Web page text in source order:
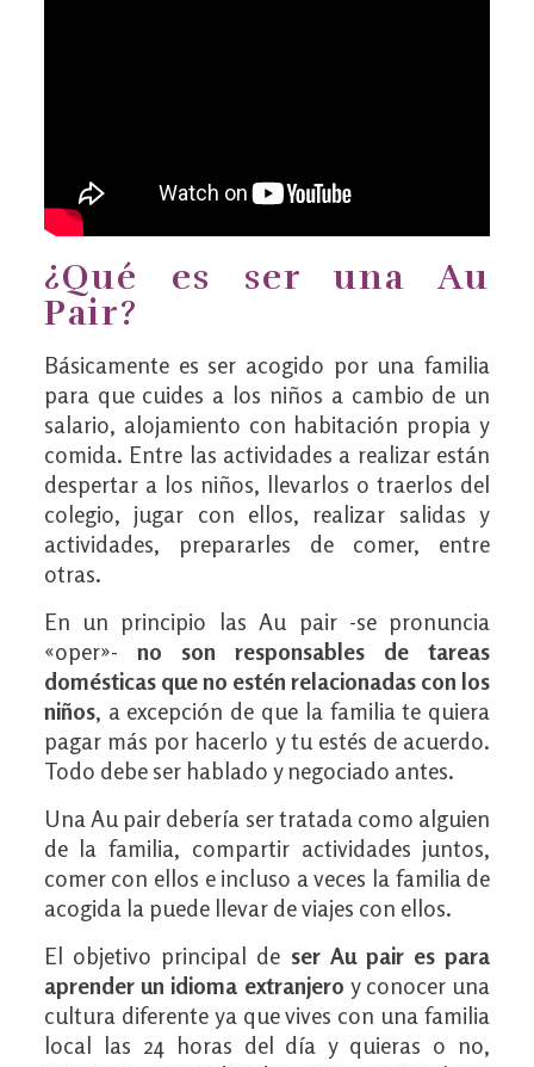
¿Qué es ser una Au
Pair?
Básicamente es ser acogido por una familia
para que cuides a los niños a cambio de un
salario, alojamiento con habitación propia y
comida. Entre las actividades a realizar están
despertar a los niños, llevarlos o traerlos del
colegio, jugar con ellos, realizar salidas y
actividades, prepararles de comer, entre
otras.
En un principio las Au pair -se pronuncia
«oper»- no son responsables de tareas
domésticas que no estén relacionadas con los
niños, a excepción de que la familia te quiera
pagar más por hacerlo y tu estés de acuerdo.
Todo debe ser hablado y negociado antes.
Una Au pair debería ser tratada como alguien
de la familia, compartir actividades juntos,
comer con ellos e incluso a veces la familia de
acogida la puede llevar de viajes con ellos.
El objetivo principal de ser Au pair es para
aprender un idioma extranjero y conocer una
cultura diferente ya que vives con una familia
local las 24 horas del día y quieras o no,